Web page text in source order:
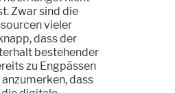
Zwar sind die
vieler
dass der
bestehender
zu Engpässen
dass